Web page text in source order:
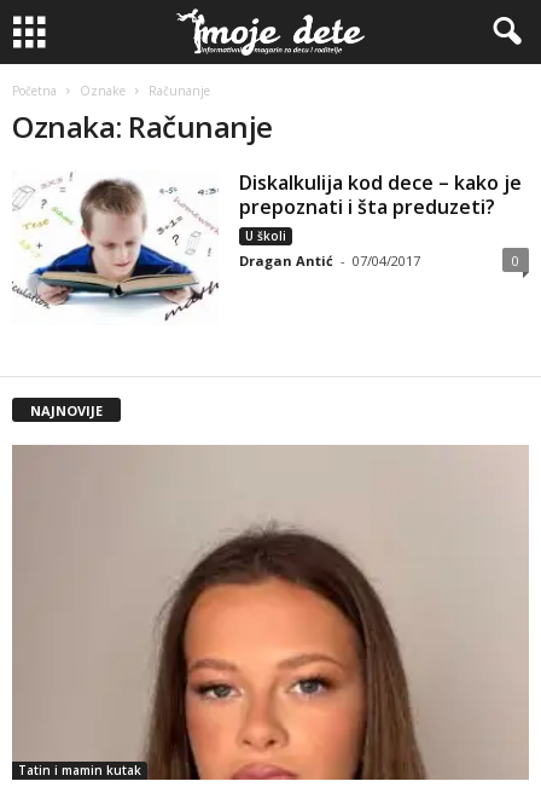
Početna Oznake Računanje
Oznaka: Računanje
Diskalkulija kod dece – kako je
prepoznati i šta preduzeti?
U školi
Dragan Antić - 07/04/2017 0
NAJNOVIJE
Tatin i mamin kutak